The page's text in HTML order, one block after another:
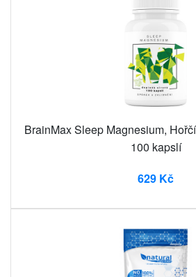
BrainMax Sleep Magnesium,
100 kapslí
629 Kč